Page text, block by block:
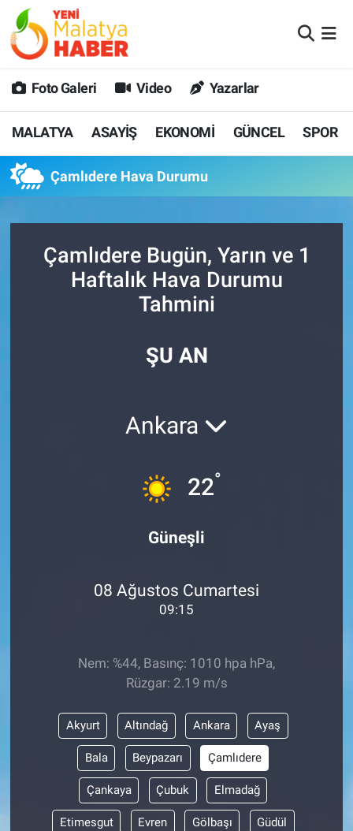
Foto Galeri Video Yazarlar
MALATYA ASAYİŞ EKONOMİ GÜNCEL SPOR
Çamlıdere Hava Durumu
Çamlıdere Bugün, Yarın ve 1
Haftalık Hava Durumu
Tahmini
ŞU AN
Ankara
22°
Güneşli
08 Ağustos Cumartesi
09:15
Nem: %44, Basınç: 1010 hpa hPa,
Rüzgar: 2.19 m/s
Akyurt Altındağ Ankara Ayaş
Bala Beypazarı Çamlıdere
Çankaya Çubuk Elmadağ
Etimesgut Evren Gölbaşı Güdül
MALATYA
GÜNCEL
SPOR
SAĞLIK
DİĞER
Malatya Nöbetçi Eczaneler
MALATYA Namaz Vakitleri
Malatya Trafik Yoğunluk Haritası
Süper Lig Puan Durumu ve Fikstür
Tüm Manşetler
Son Dakika Haberleri